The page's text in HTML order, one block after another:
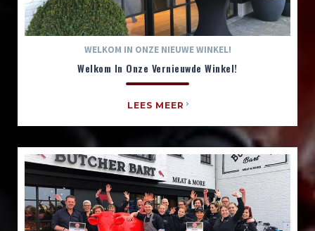
WELKOM IN ONZE NIEUWE WINKEL!
Welkom In Onze Vernieuwde Winkel!
LEES MEER